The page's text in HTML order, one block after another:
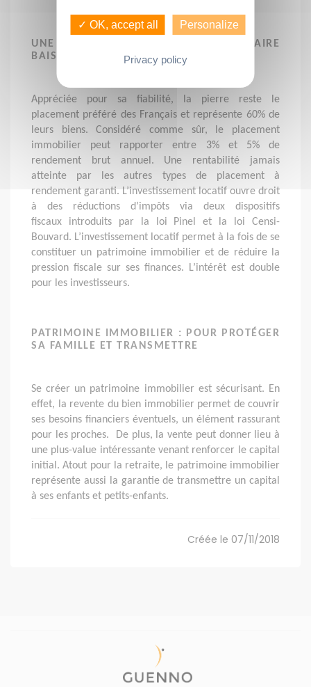
UNE STRATÉGIE EFFICACE POUR FAIRE
BAISSER SES IMPÔTS
Appréciée pour sa fiabilité, la pierre reste le
placement préféré des Français et représente 60% de
leurs biens. Considéré comme sûr, le placement
immobilier peut rapporter entre 3% et 5% de
rendement brut annuel. Une rentabilité jamais
atteinte par les autres types de placement à
rendement garanti. L’investissement locatif ouvre droit
à des réductions d’impôts via deux dispositifs
fiscaux introduits par la loi Pinel et la loi Censi-
Bouvard. L’investissement locatif permet à la fois de se
constituer un patrimoine immobilier et de réduire la
pression fiscale sur ses finances. L’intérêt est double
pour les investisseurs.
PATRIMOINE IMMOBILIER : POUR PROTÉGER
SA FAMILLE ET TRANSMETTRE
Se créer un patrimoine immobilier est sécurisant. En
effet, la revente du bien immobilier permet de couvrir
ses besoins financiers éventuels, un élément rassurant
pour les proches. De plus, la vente peut donner lieu à
une plus-value intéressante venant renforcer le capital
initial. Atout pour la retraite, le patrimoine immobilier
représente aussi la garantie de transmettre un capital
à ses enfants et petits-enfants.
Créée le 07/11/2018
✓ OK, accept all Personalize
Privacy policy